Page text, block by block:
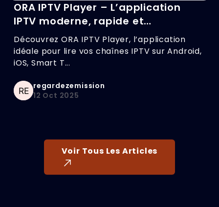
ORA IPTV Player – L’application
IPTV moderne, rapide et
compatible avec toutes vos
chaînes TV
Découvrez ORA IPTV Player, l’application
idéale pour lire vos chaînes IPTV sur Android,
iOS, Smart T...
regardezemission
12 Oct 2025
Voir Tous Les Articles